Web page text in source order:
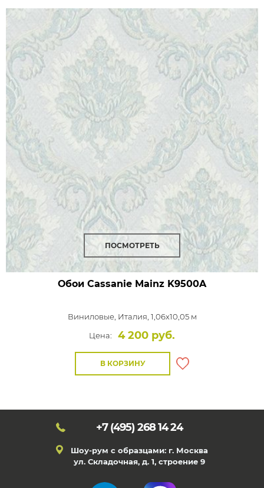
ПОСМОТРЕТЬ
Обои Cassanie Mainz K9500A
Виниловые, Италия, 1,06x10,05 м
Цена:
4 200 руб.
В КОРЗИНУ
+7 (495) 268 14 24
Шоу-рум с образцами: г. Москва
ул. Складочная, д. 1, строение 9